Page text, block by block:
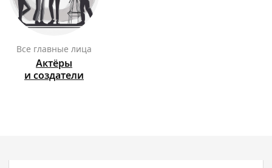
Все главные лица
Актёры
и создатели